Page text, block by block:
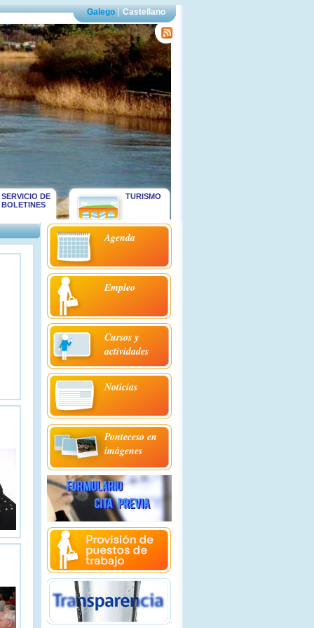
Galego| Castellano
SERVICIO DE
BOLETINES
TURISMO
Agenda
Empleo
Cursos y
actividades
Noticias
Ponteceso en
imágenes